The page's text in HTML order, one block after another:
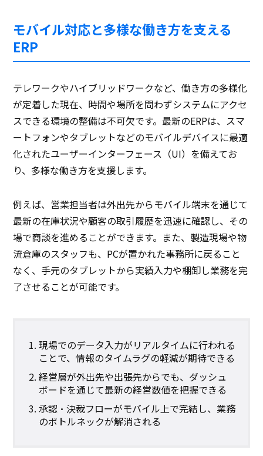
モバイル対応と多様な働き方を支える
ERP
テレワークやハイブリッドワークなど、働き方の多様化
が定着した現在、時間や場所を問わずシステムにアクセ
スできる環境の整備は不可欠です。最新のERPは、スマ
ートフォンやタブレットなどのモバイルデバイスに最適
化されたユーザーインターフェース（UI）を備えてお
り、多様な働き方を支援します。
例えば、営業担当者は外出先からモバイル端末を通じて
最新の在庫状況や顧客の取引履歴を迅速に確認し、その
場で商談を進めることができます。また、製造現場や物
流倉庫のスタッフも、PCが置かれた事務所に戻ること
なく、手元のタブレットから実績入力や棚卸し業務を完
了させることが可能です。
現場でのデータ入力がリアルタイムに行われる
ことで、情報のタイムラグの軽減が期待できる
経営層が外出先や出張先からでも、ダッシュ
ボードを通じて最新の経営数値を把握できる
承認・決裁フローがモバイル上で完結し、業務
のボトルネックが解消される